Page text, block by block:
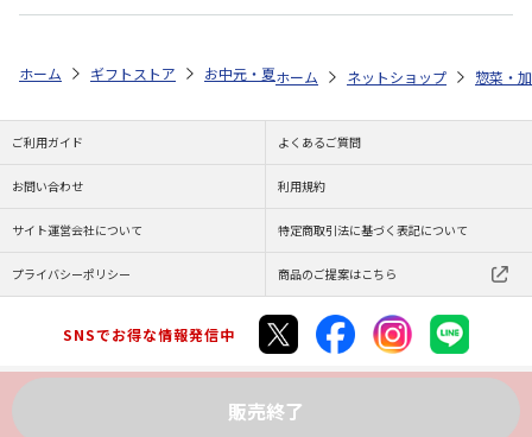
販売終了
ホーム ギフトストア お中元・夏ギフト特集 2026 ゆうゆうギフト
ホーム ネットショップ 惣菜・
ご利用ガイド よくあるご質問
お問い合わせ 利用規約
サイト運営会社について 特定商取引法に基づく表記について
プライバシーポリシー 商品のご提案はこちら
SNSでお得な情報発信中